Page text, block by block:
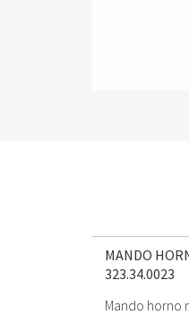
MANDO
323.34.0023
Mando horno